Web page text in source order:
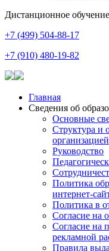
Дистанционное обучение
+7 (499) 504-88-17
+7 (910) 480-19-82
Главная
Сведения об
Основные
Структура и
организацией
Руководство
Политика
интернет-
Политика в
Согласие на
Согласие на
рекламной
Правила